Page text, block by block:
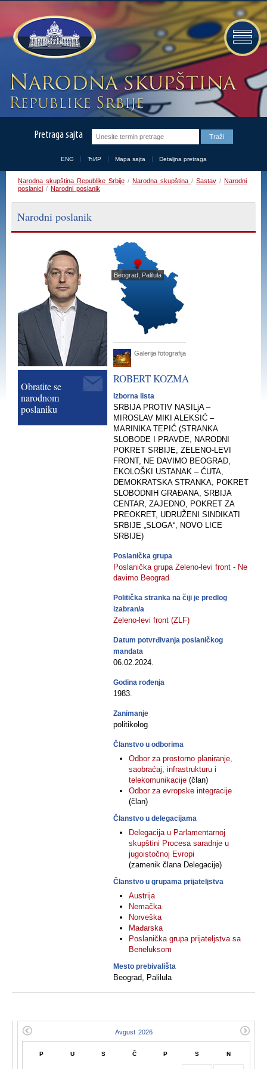
Pretraga sajta
ENG ЋИР Mapa sajta Detaljna pretraga
Narodna skupština Republike Srbije / Narodna skupština / Sastav / Narodni
poslanici / Narodni poslanik
Narodni poslanik
Obratite se
narodnom
poslaniku
Beograd, Palilula
Galerija fotografija
ROBERTKOZMA
Izborna lista
SRBIJA PROTIV NASILjA –
MIROSLAV MIKI ALEKSIĆ –
MARINIKA TEPIĆ (STRANKA
SLOBODE I PRAVDE, NARODNI
POKRET SRBIJE, ZELENO-LEVI
FRONT, NE DAVIMO BEOGRAD,
EKOLOŠKI USTANAK – ĆUTA,
DEMOKRATSKA STRANKA, POKRET
SLOBODNIH GRAĐANA, SRBIJA
CENTAR, ZAJEDNO, POKRET ZA
PREOKRET, UDRUŽENI SINDIKATI
SRBIJE „SLOGA“, NOVO LICE
SRBIJE)
Poslanička grupa
Poslanička grupa Zeleno-levi front - Ne
davimo Beograd
Politička stranka na čiji je predlog
izabran/a
Zeleno-levi front (ZLF)
Datum potvrđivanja poslaničkog
mandata
06.02.2024.
Godina rođenja
1983.
Zanimanje
politikolog
Članstvo u odborima
Odbor za prostorno planiranje,
saobraćaj, infrastrukturu i
telekomunikacije (član)
Odbor za evropske integracije
(član)
Članstvo u delegacijama
Delegacija u Parlamentarnoj
skupštini Procesa saradnje u
jugoistočnoj Evropi
(zamenik člana Delegacije)
Članstvo u grupama prijateljstva
Austrija
Nemačka
Norveška
Mađarska
Poslanička grupa prijateljstva sa
Beneluksom
Mesto prebivališta
Beograd, Palilula
P U S Č P S N